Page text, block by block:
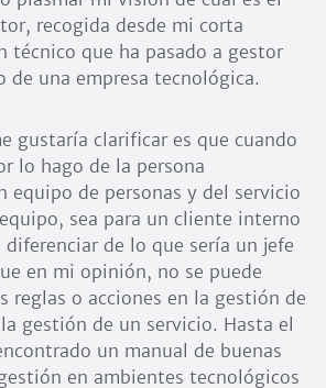
recogida desde mi corta
técnico que ha pasado a gestor
una empresa tecnológica.
gustaría clarificar es que cuando
lo hago de la persona
equipo de personas y del servicio
sea para un cliente interno
de lo que sería un jefe
en mi opinión, no se puede
reglas o acciones en la gestión de
gestión de un servicio. Hasta el
un manual de buenas
en ambientes tecnológicos